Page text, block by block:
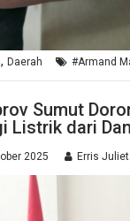
, Daerah #Armand
Sumut
Listrik dari
2025 Erris